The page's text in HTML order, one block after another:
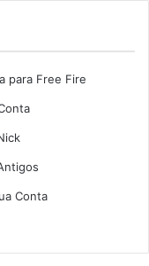
para Free Fire
Conta